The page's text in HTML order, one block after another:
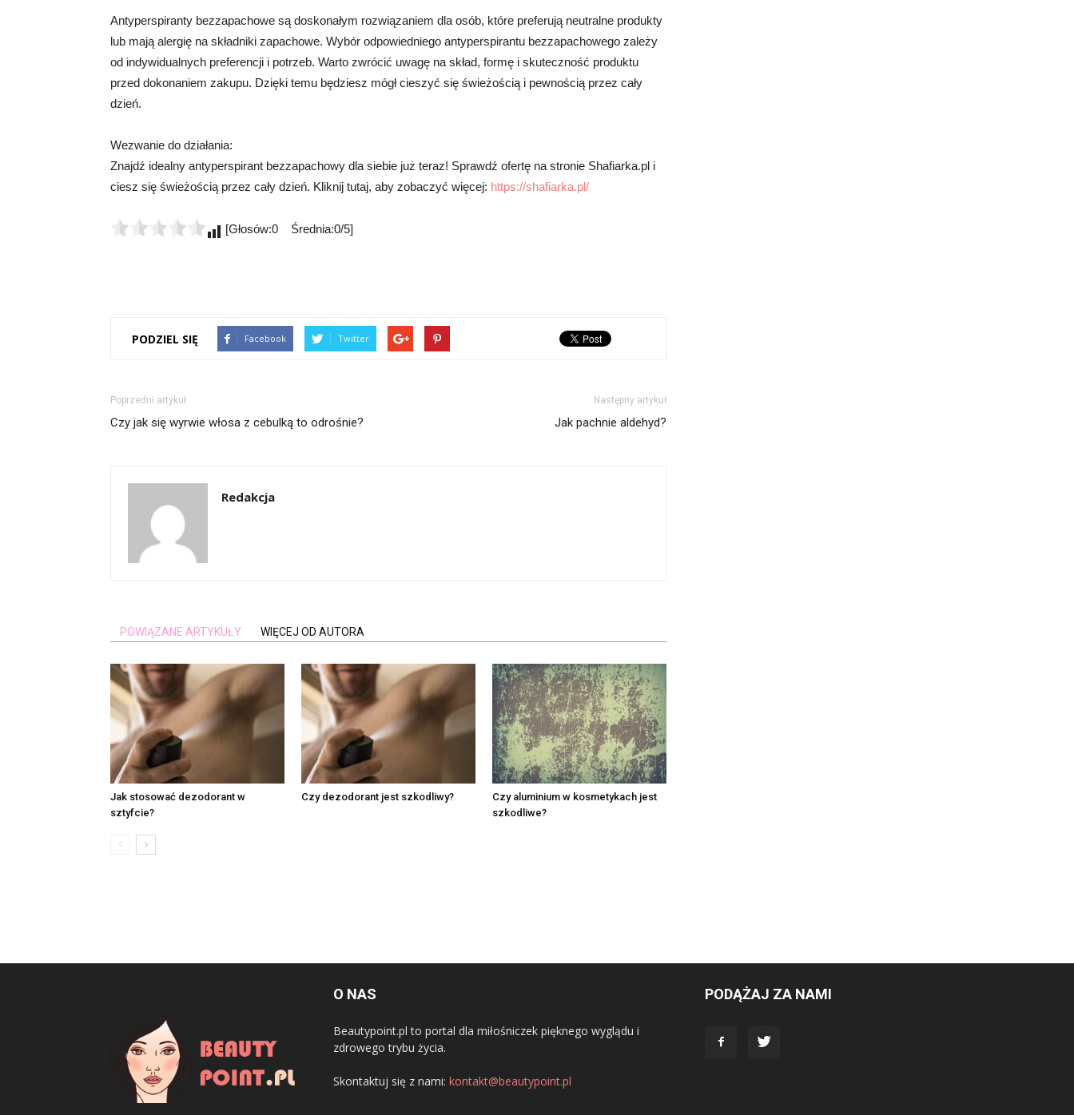
Antyperspiranty bezzapachowe są doskonałym rozwiązaniem dla osób, które preferują neutralne produkty
lub mają alergię na składniki zapachowe. Wybór odpowiedniego antyperspirantu bezzapachowego zależy
od indywidualnych preferencji i potrzeb. Warto zwrócić uwagę na skład, formę i skuteczność produktu
przed dokonaniem zakupu. Dzięki temu będziesz mógł cieszyć się świeżością i pewnością przez cały
dzień.
Wezwanie do działania:
Znajdź idealny antyperspirant bezzapachowy dla siebie już teraz! Sprawdź ofertę na stronie Shafiarka.pl i
ciesz się świeżością przez cały dzień. Kliknij tutaj, aby zobaczyć więcej: https://shafiarka.pl/
[Głosów:0 Średnia:0/5]
PODZIEL SIĘ Facebook Twitter
Poprzedni artykuł
Czy jak się wyrwie włosa z cebulką to odrośnie?
Następny artykuł
Jak pachnie aldehyd?
Redakcja
POWIĄZANE ARTYKUŁY WIĘCEJ OD AUTORA
Jak stosować dezodorant w
sztyfcie?
Czy dezodorant jest szkodliwy?
Czy aluminium w kosmetykach jest
szkodliwe?
O NAS
Beautypoint.pl to portal dla miłośniczek pięknego wyglądu i
zdrowego trybu życia.
Skontaktuj się z nami: kontakt@beautypoint.pl
PODĄŻAJ ZA NAMI